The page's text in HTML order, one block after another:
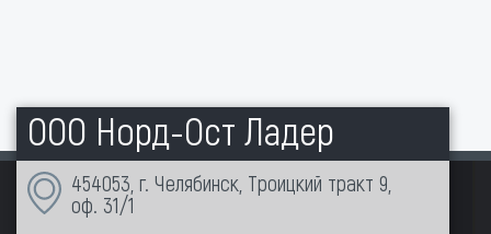
ООО Норд-Ост Ладер
454053, г. Челябинск, Троицкий тракт 9,
оф. 31/1